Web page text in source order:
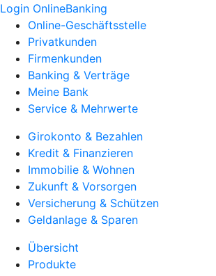
Login OnlineBanking
Online-Geschäftsstelle
Privatkunden
Firmenkunden
Banking & Verträge
Meine Bank
Service & Mehrwerte
Girokonto & Bezahlen
Kredit & Finanzieren
Immobilie & Wohnen
Zukunft & Vorsorgen
Versicherung & Schützen
Geldanlage & Sparen
Übersicht
Produkte